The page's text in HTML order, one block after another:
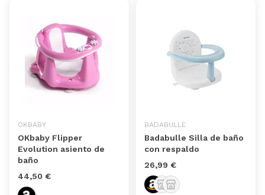
OKBABY
OKbaby Flipper
Evolution asiento de
baño
44,50 €
BADABULLE
Badabulle Silla de baño
con respaldo
26,99 €